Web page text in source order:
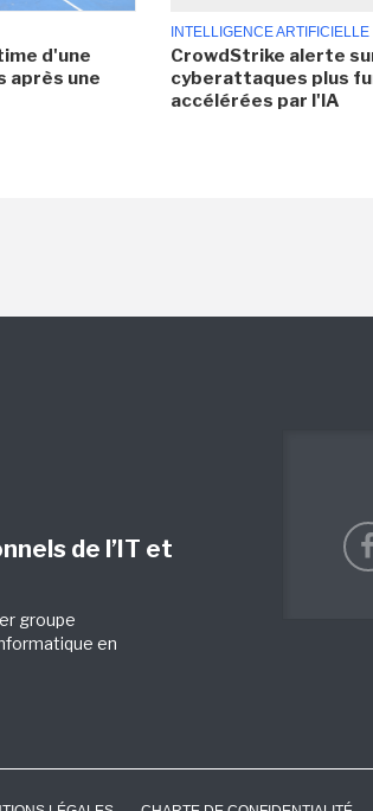
d'une
après une
INTELLIGENCE ARTIFICIELLE
CrowdStrike alerte
cyberattaques plus
accélérées par l'IA
de l’IT et
groupe
en